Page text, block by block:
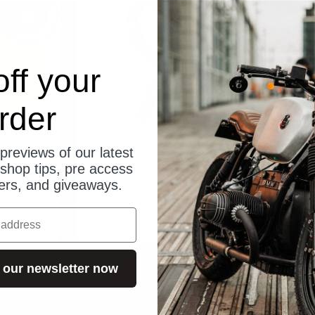
370
ABUS
Kette 12KS/120
loop
Angebot
$100.00
your
of our latest
tips, pre access
and giveaways.
newsletter now